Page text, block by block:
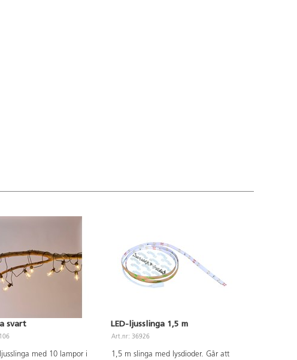
svart
med 10 lampor i
LED-ljusslinga 1,5 m
Art.nr: 36926
1,5 m slinga med lysdioder. Går att